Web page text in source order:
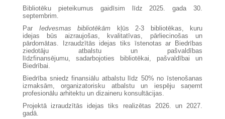
Bibliotēku pieteikumus gaidīsim līdz 2025. gada 30.
septembrim.
Par Iedvesmas bibliotēkām kļūs 2-3 bibliotēkas, kuru
idejas būs aizraujošas, kvalitatīvas, pārliecinošas un
pārdomātas. Izraudzītās idejas tiks īstenotas ar Biedrības
ziedotāju atbalstu un pašvaldības
līdzfinansējumu, sadarbojoties bibliotēkai, pašvaldībai un
Biedrībai.
Biedrība sniedz finansiālu atbalstu līdz 50% no īstenošanas
izmaksām, organizatorisku atbalstu un iespēju saņemt
profesionālu arhitektu un dizaineru konsultācijas.
Projektā izraudzītās idejas tiks realizētas 2026. un 2027.
gadā.